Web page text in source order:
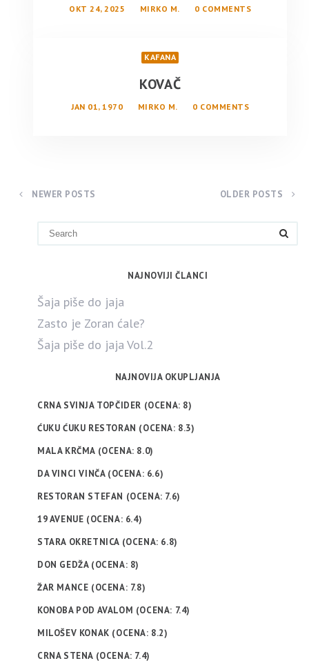
OKT 24, 2025 MIRKO M. 0 COMMENTS
KAFANA
KOVAČ
JAN 01, 1970 MIRKO M. 0 COMMENTS
NEWER POSTS OLDER POSTS
NAJNOVIJI ČLANCI
Šaja piše do jaja
Zasto je Zoran ćale?
Šaja piše do jaja Vol.2
NAJNOVIJA OKUPLJANJA
CRNA SVINJA TOPČIDER (OCENA: 8)
ĆUKU ĆUKU RESTORAN (OCENA: 8.3)
MALA KRČMA (OCENA: 8.0)
DA VINCI VINČA (OCENA: 6.6)
RESTORAN STEFAN (OCENA: 7.6)
19 AVENUE (OCENA: 6.4)
STARA OKRETNICA (OCENA: 6.8)
DON GEDŽA (OCENA: 8)
ŽAR MANCE (OCENA: 7.8)
KONOBA POD AVALOM (OCENA: 7.4)
MILOŠEV KONAK (OCENA: 8.2)
CRNA STENA (OCENA: 7.4)